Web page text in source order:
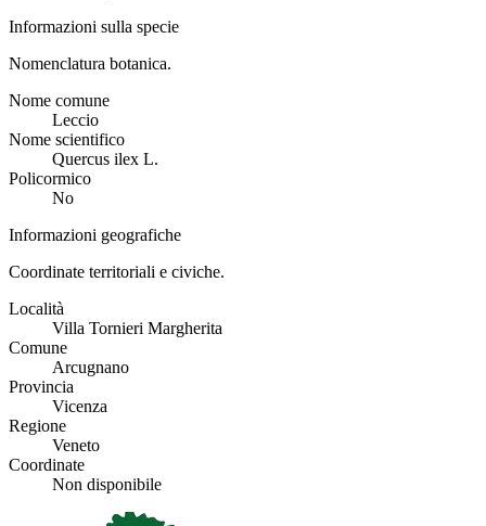
Informazioni sulla specie
Nomenclatura botanica.
Nome comune
Leccio
Nome scientifico
Quercus ilex L.
Policormico
No
Informazioni geografiche
Coordinate territoriali e civiche.
Località
Villa Tornieri Margherita
Comune
Arcugnano
Provincia
Vicenza
Regione
Veneto
Coordinate
Non disponibile